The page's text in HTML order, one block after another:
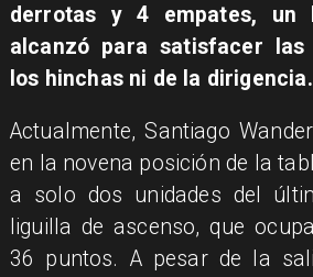
derrotas y 4 empates, un
alcanzó para satisfacer las
los hinchas ni de la dirigencia.
Actualmente, Santiago
en la novena posición de la
a solo dos unidades del
liguilla de ascenso, que
36 puntos. A pesar de la